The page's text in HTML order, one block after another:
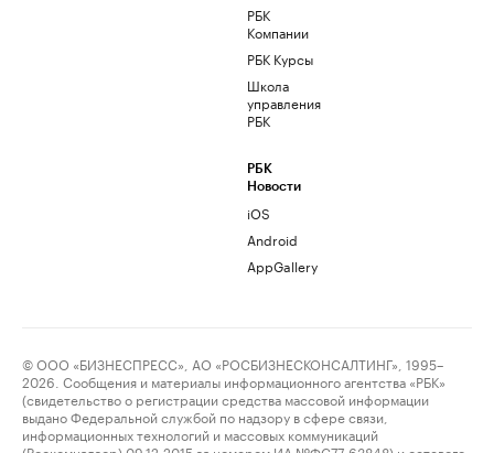
РБК
Компании
РБК Курсы
Школа
управления
РБК
РБК
Новости
iOS
Android
AppGallery
© ООО «БИЗНЕСПРЕСС», АО «РОСБИЗНЕСКОНСАЛТИНГ», 1995–
2026. Сообщения и материалы информационного агентства «РБК»
(свидетельство о регистрации средства массовой информации
выдано Федеральной службой по надзору в сфере связи,
информационных технологий и массовых коммуникаций